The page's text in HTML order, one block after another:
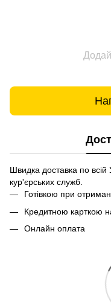
Швидка доставка по всій
кур'єрських служб.
Готівкою при
Кредитною карткою
Онлайн оплата